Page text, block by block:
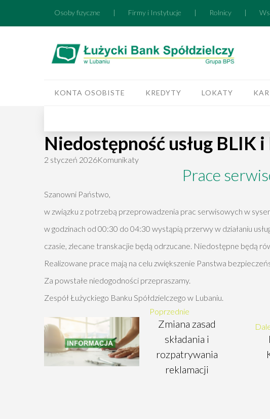
Osoby fizyczne | Firmy i Instytucje | Rolnicy |
KONTA OSOBISTE KREDYTY LOKATY
Niedostępność usług BLIK
2 styczeń 2026Komunikaty
Prace
Szanowni Państwo,
w związku z potrzebą przeprowadzenia prac serwisowych w
w godzinach od 00:30 do 04:30 wystąpią przerwy w działaniu
czasie, zlecane transkacjie będą odrzucane. Niedostępne będą
Realizowane prace mają na celu zwiększenie Panstwa
Za powstałe niedogodności przepraszamy.
Zespół Łużyckiego Banku Spółdzielczego w Lubaniu.
Poprzednie
Zmiana zasad
składania i
rozpatrywania
reklamacji